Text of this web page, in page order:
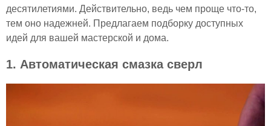
десятилетиями. Действительно, ведь чем проще что-то,
тем оно надежней. Предлагаем подборку доступных
идей для вашей мастерской и дома.
1. Автоматическая смазка сверл